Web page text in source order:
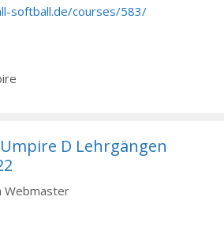
softball.de/courses/583/
D Lehrgängen
Webmaster